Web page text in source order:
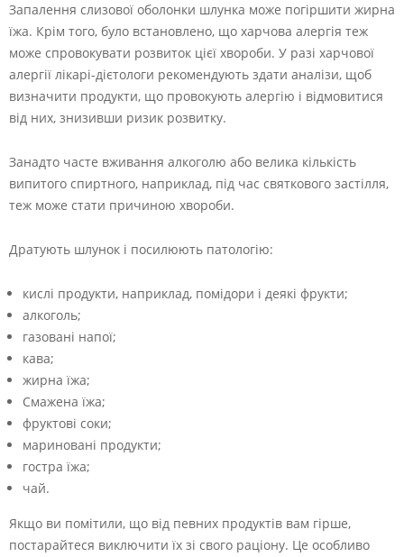
Запалення слизової оболонки шлунка може погіршити жирна
їжа. Крім того, було встановлено, що харчова алергія теж
може спровокувати розвиток цієї хвороби. У разі харчової
алергії лікарі-дієтологи рекомендують здати аналізи, щоб
визначити продукти, що провокують алергію і відмовитися
від них, знизивши ризик розвитку.
Занадто часте вживання алкоголю або велика кількість
випитого спиртного, наприклад, під час святкового застілля,
теж може стати причиною хвороби.
Дратують шлунок і посилюють патологію:
кислі продукти, наприклад, помідори і деякі фрукти;
алкоголь;
газовані напої;
кава;
жирна їжа;
Смажена їжа;
фруктові соки;
мариновані продукти;
гостра їжа;
чай.
Якщо ви помітили, що від певних продуктів вам гірше,
постарайтеся виключити їх зі свого раціону. Це особливо